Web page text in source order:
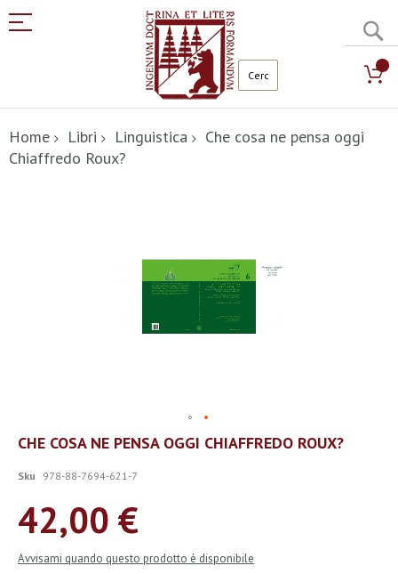
al
contenuto
Home Libri Linguistica
Che cosa ne pensa oggi
Chiaffredo Roux?
Vai
all'inizio
galleria
immagini
CHE COSA NE PENSA OGGI CHIAFFREDO ROUX?
Sku 978-88-7694-621-7
42,00 €
Avvisami quando questo prodotto è disponibile